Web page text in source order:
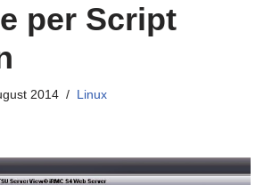
per Script
2014 Linux